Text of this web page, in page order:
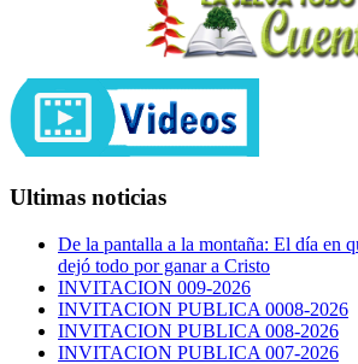
Ultimas noticias
De la pantalla a la montaña: El día en
dejó todo por ganar a Cristo
INVITACION 009-2026
INVITACION PUBLICA 0008-2026
INVITACION PUBLICA 008-2026
INVITACION PUBLICA 007-2026